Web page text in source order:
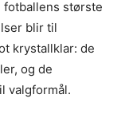
fotballens største
blir til
krystallklar: de
og de
valgformål.